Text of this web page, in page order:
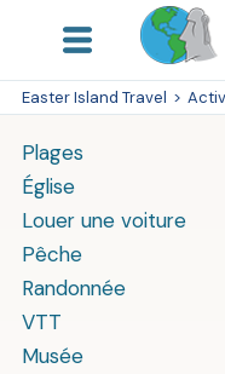
Easter Island Travel >
Plages
Église
Louer une voiture
Pêche
Randonnée
VTT
Musée